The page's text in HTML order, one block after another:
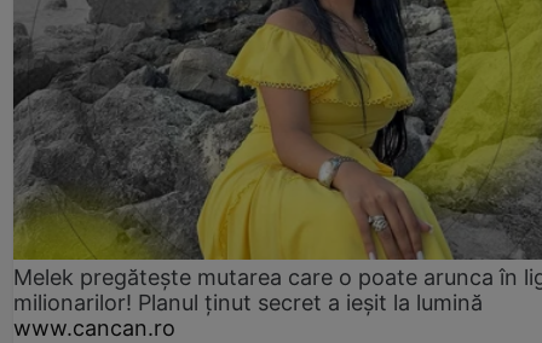
Melek pregătește mutarea care o poate arunca în
milionarilor! Planul ținut secret a ieșit la lumină
www.cancan.ro